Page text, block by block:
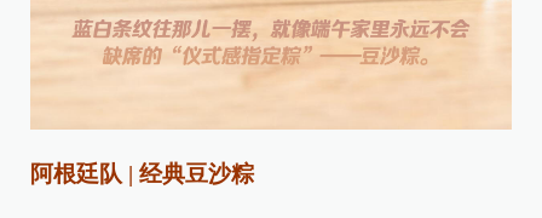
阿根廷队 | 经典豆沙粽